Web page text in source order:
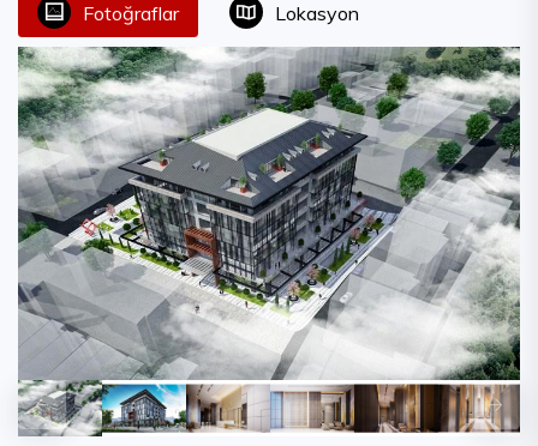
Fotoğraflar Lokasyon